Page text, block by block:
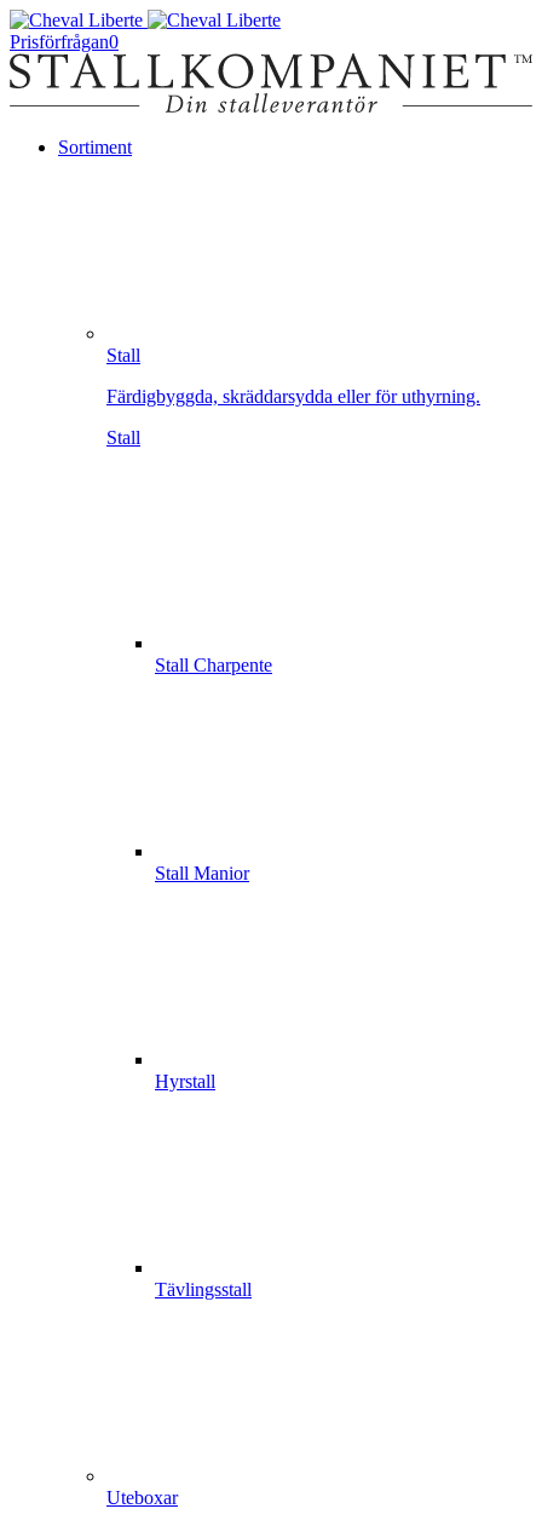
Prisförfrågan0
Sortiment
Stall
Färdigbyggda, skräddarsydda eller för uthyrning.
Stall
Stall Charpente
Stall Manior
Hyrstall
Tävlingsstall
Uteboxar